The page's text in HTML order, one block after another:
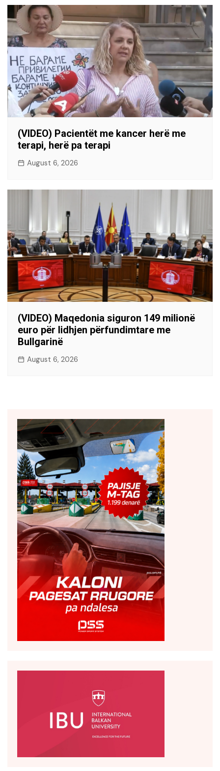
(VIDEO) Pacientët me kancer herë me
terapi, herë pa terapi
August 6, 2026
(VIDEO) Maqedonia siguron 149 milionë
euro për lidhjen përfundimtare me
Bullgarinë
August 6, 2026